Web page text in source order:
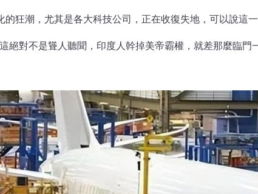
狂潮，尤其是各大科技公司，正在收復失地，可以說這
絕對不是聳人聽聞，印度人幹掉美帝霸權，就差那麼臨門